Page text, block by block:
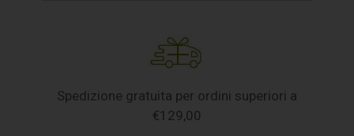
Spedizione gratuita per ordini superiori a
€129,00